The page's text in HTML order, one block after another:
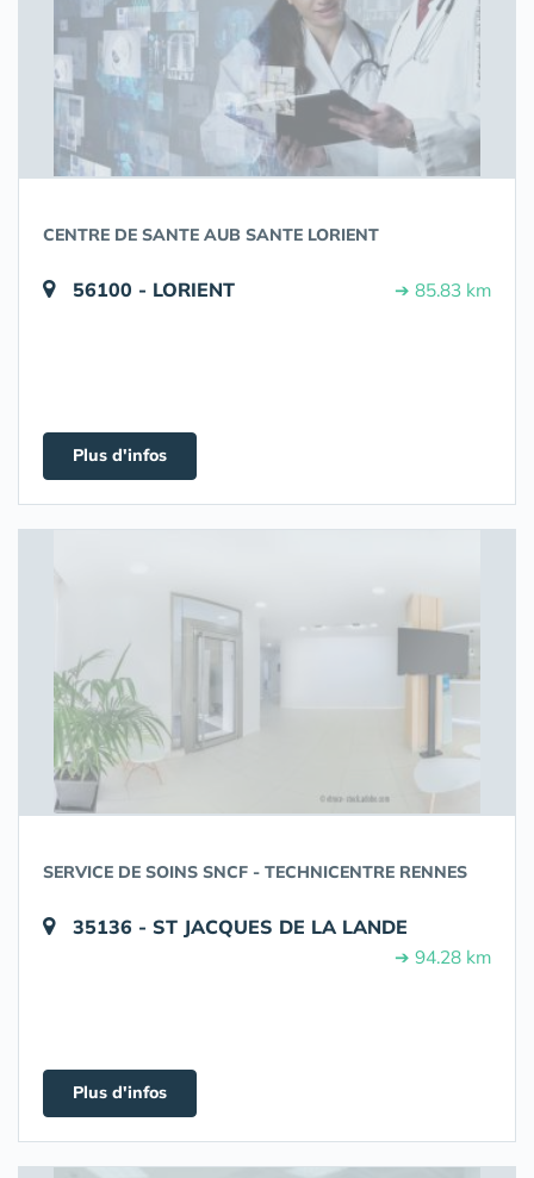
CENTRE DE SANTE AUB SANTE LORIENT
56100 - LORIENT ➔ 85.83 km
Plus d'infos
SERVICE DE SOINS SNCF - TECHNICENTRE RENNES
35136 - ST JACQUES DE LA LANDE
➔ 94.28 km
Plus d'infos